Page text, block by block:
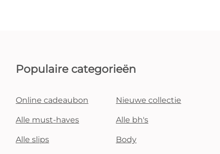
Populaire categorieën
Online cadeaubon Nieuwe collectie
Alle must-haves Alle bh's
Alle slips Body